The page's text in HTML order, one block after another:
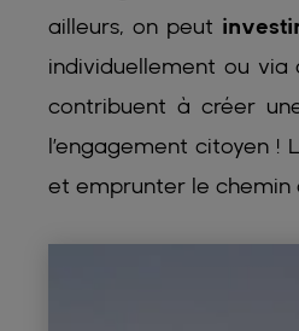
ailleurs, on peut
individuellement ou
contribuent à créer
l’engagement citoyen
et emprunter le chemin